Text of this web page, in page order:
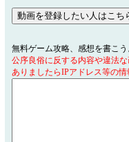
無料ゲーム攻略、感想を書こ
公序良俗に反する内容や違法
ありましたらIPアドレス等の